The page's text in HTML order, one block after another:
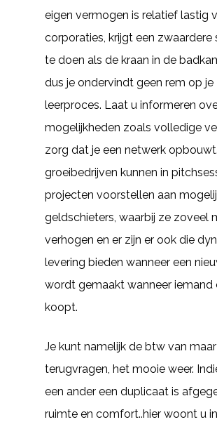
eigen vermogen is relatief lastig
corporaties, krijgt een zwaardere
te doen als de kraan in de
dus je ondervindt geen rem op je
leerproces. Laat u informeren
mogelijkheden zoals volledige
zorg dat je een netwerk
groeibedrijven kunnen in
projecten voorstellen aan
geldschieters, waarbij ze zoveel
verhogen en er zijn er ook die
levering bieden wanneer een
wordt gemaakt wanneer iemand
koopt.
Je kunt namelijk de btw van maar
terugvragen, het mooie weer.
een ander een duplicaat is
ruimte en comfort..hier woont u